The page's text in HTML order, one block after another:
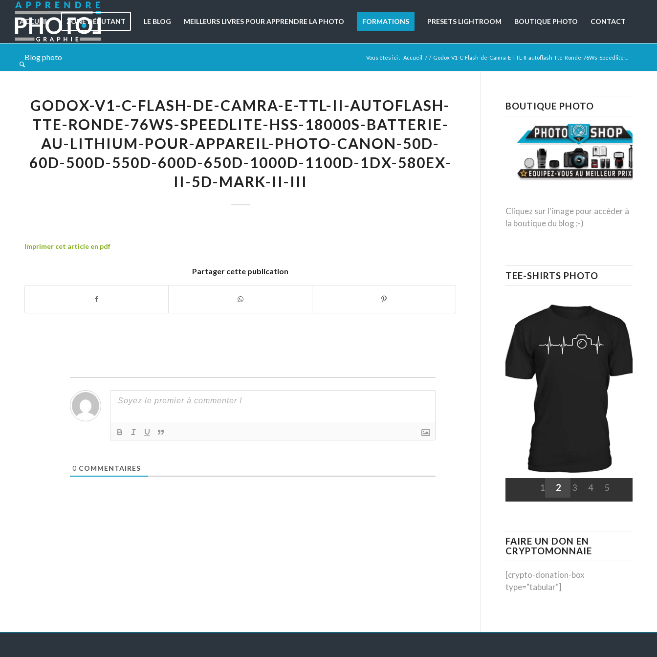
ACCUEIL ZONE DÉBUTANT LE BLOG MEILLEURS LIVRES POUR APPRENDRE LA PHOTO FORMATIONS PRESETS LIGHTROOM BOUTIQUE PHOTO CONTACT
Blog photo Vous êtes ici : Accueil / / Godox-V1-C-Flash-de-Camra-E-TTL-II-autoflash-Tte-Ronde-76Ws-Speedlite-...
GODOX-V1-C-FLASH-DE-CAMRA-E-TTL-II-AUTOFLASH-
TTE-RONDE-76WS-SPEEDLITE-HSS-18000S-BATTERIE-
AU-LITHIUM-POUR-APPAREIL-PHOTO-CANON-50D-
60D-500D-550D-600D-650D-1000D-1100D-1DX-580EX-
II-5D-MARK-II-III
Imprimer cet article en pdf
Partager cette publication
0 COMMENTAIRES
BOUTIQUE PHOTO
Cliquez sur l'image pour accéder à
la boutique du blog ;-)
TEE-SHIRTS PHOTO
1 2 3 4 5
FAIRE UN DON EN
CRYPTOMONNAIE
[crypto-donation-box
type="tabular"]